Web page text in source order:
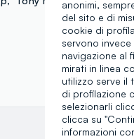
Lucilla
anonimi,
del sito e di
cookie di
servono
navigazione al
mirati in linea
utilizzo serve il
di profilazione
selezionarli
clicca su
informazioni